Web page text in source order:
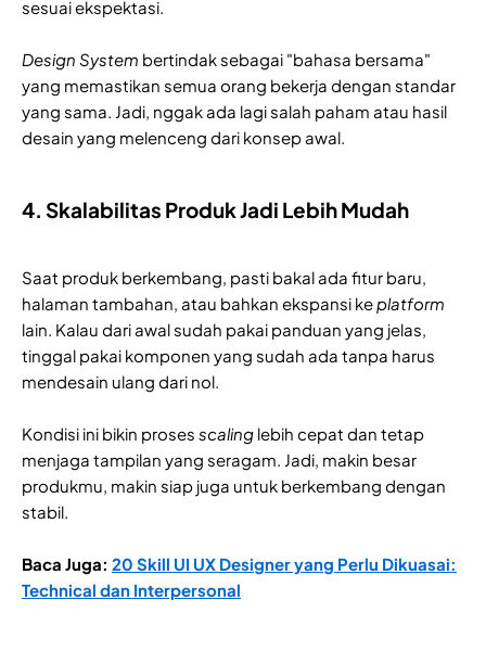
sesuai ekspektasi.
Design System bertindak sebagai "bahasa bersama"
yang memastikan semua orang bekerja dengan standar
yang sama. Jadi, nggak ada lagi salah paham atau hasil
desain yang melenceng dari konsep awal.
4. Skalabilitas Produk Jadi Lebih Mudah
Saat produk berkembang, pasti bakal ada fitur baru,
halaman tambahan, atau bahkan ekspansi ke platform
lain. Kalau dari awal sudah pakai panduan yang jelas,
tinggal pakai komponen yang sudah ada tanpa harus
mendesain ulang dari nol.
Kondisi ini bikin proses scaling lebih cepat dan tetap
menjaga tampilan yang seragam. Jadi, makin besar
produkmu, makin siap juga untuk berkembang dengan
stabil.
Baca Juga: 20 Skill UI UX Designer yang Perlu Dikuasai:
Technical dan Interpersonal